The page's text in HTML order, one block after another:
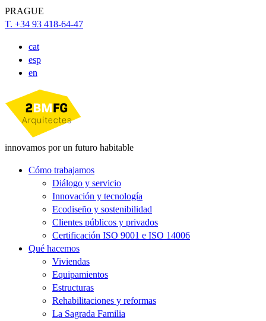
PRAGUE
T. +34 93 418-64-47
cat
esp
en
innovamos por un futuro habitable
Cómo trabajamos
Diálogo y servicio
Innovación y tecnología
Ecodiseño y sostenibilidad
Clientes públicos y privados
Certificación ISO 9001 e ISO 14006
Qué hacemos
Viviendas
Equipamientos
Estructuras
Rehabilitaciones y reformas
La Sagrada Familia